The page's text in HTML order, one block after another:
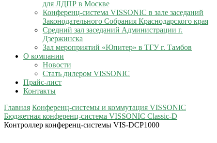
для ЛДПР в Москве
Конференц-система VISSONIC в зале заседаний
Законодательного Собрания Краснодарского края
Средний зал заседаний Администрации г.
Дзержинска
Зал мероприятий «Юпитер» в ТГУ г. Тамбов
О компании
Новости
Стать дилером VISSONIC
Прайс-лист
Контакты
Главная Конференц-системы и коммутация VISSONIC
Бюджетная конференц-система VISSONIC Classic-D
Контроллер конференц-системы VIS-DCP1000